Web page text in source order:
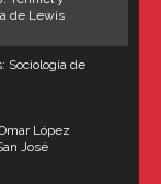
de Lewis
Sociología de
López
José